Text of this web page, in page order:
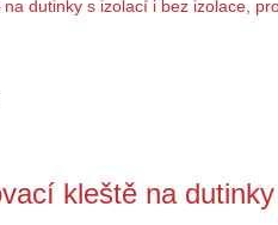
kleště na